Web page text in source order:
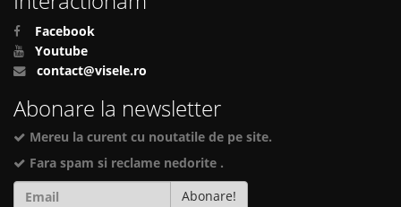
Facebook
Youtube
contact@visele.ro
Abonare la newsletter
Mereu la curent cu noutatile de pe site.
Fara spam si reclame nedorite .
Abonare!